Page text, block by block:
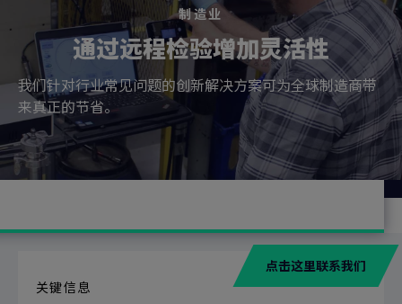
通过远程检验增加灵活性
我们针对行业常见问题的创新解决方案可为全球制造商带
来真正的节省。
制造业
点击这里联系我们
关键信息